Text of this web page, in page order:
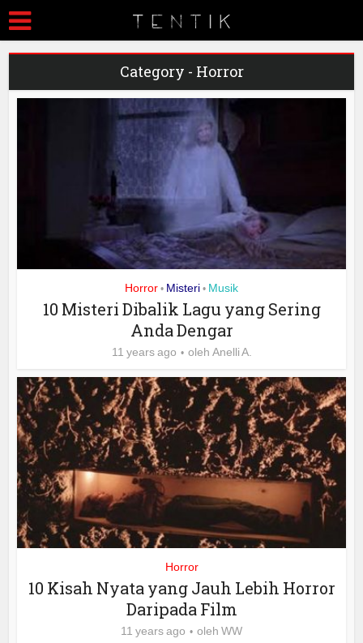
Category - Horror
Horror • Misteri • Musik
10 Misteri Dibalik Lagu yang Sering
Anda Dengar
11 years ago oleh Anelli A.
Horror
10 Kisah Nyata yang Jauh Lebih Horror
Daripada Film
11 years ago oleh WW